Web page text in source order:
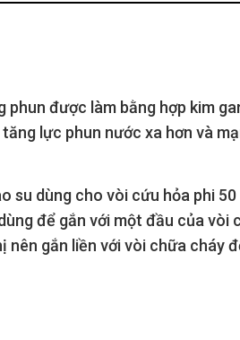
được làm bằng hợp kim
lực phun nước xa hơn và
su dùng cho vòi cứu hỏa phi
để gắn với một đầu của vòi
gắn liền với vòi chữa cháy